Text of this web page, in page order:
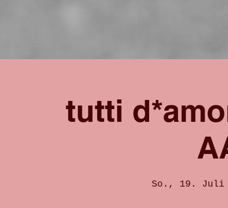
tutti
So., 19. Juli